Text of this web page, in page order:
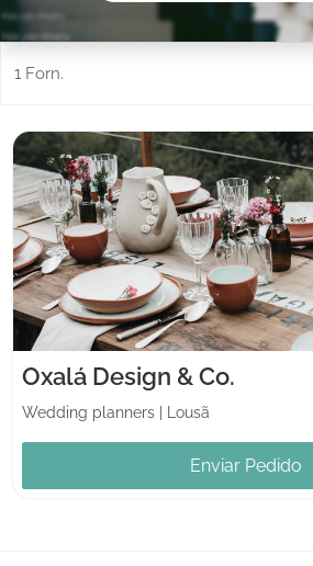
1 Forn.
Oxalá Design & Co.
Wedding planners Lousã
Enviar Pedido